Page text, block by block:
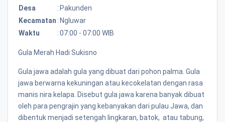
Desa
: Pakunden
Kecamatan : Ngluwar
Waktu
:07:00 - 07:00 WIB
Gula Merah Hadi Sukisno
Gula jawa adalah gula yang dibuat dari pohon palma. Gula
jawa berwarna kekuningan atau kecokelatan dengan rasa
manis nira kelapa. Disebut gula jawa karena banyak dibuat
oleh para pengrajin yang kebanyakan dari pulau Jawa, dan
dibentuk menjadi setengah lingkaran, batok, atau tabung,